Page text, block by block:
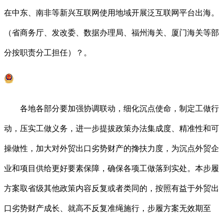
在中东、南非等新兴互联网使用地域开展泛互联网平台出海。
（省商务厅、发改委、数据办理局、福州海关、厦门海关等部
分按职责分工担任）？。
各地各部分要加强协调联动，细化沉点使命，制定工做行
动，压实工做义务，进一步提拔政策办法集成度、精准性和可
操做性，加大对外贸出口劣势财产的搀扶力度，为沉点外贸企
业和项目供给更好要素保障，确保各项工做落到实处。本步履
方案取省级其他政策内容反复或者类同的，按照有益于外贸出
口劣势财产成长、就高不反复准绳施行，步履方案无效期至